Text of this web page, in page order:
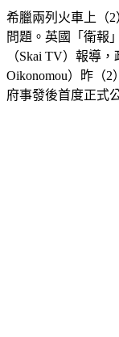
希臘兩列火車上（
問題。英國「衛報
（Skai TV）報導
Oikonomou）昨（
府事發後首度正式